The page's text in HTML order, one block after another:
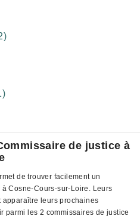
de justice à
de trouver facilement un
Cosne-Cours-sur-Loire. Leurs
apparaître leurs prochaines
parmi les 2 commissaires de justice